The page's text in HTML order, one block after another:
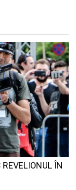
ÎN